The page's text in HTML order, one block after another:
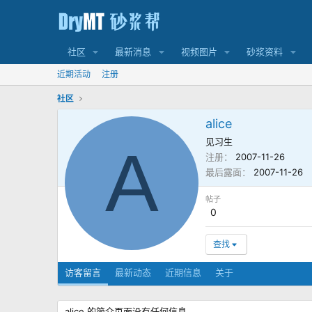
社区 最新消息 视频图片 砂浆资料
近期活动 注册
社区
A
alice
见习生
注册
2007-11-26
最后露面
2007-11-26
帖子
0
查找
访客留言 最新动态 近期信息 关于